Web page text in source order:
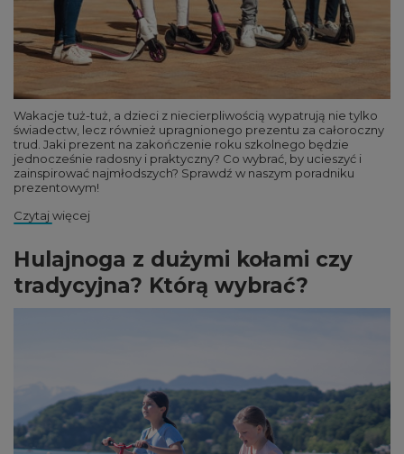
Wakacje tuż-tuż, a dzieci z niecierpliwością wypatrują nie tylko
świadectw, lecz również upragnionego prezentu za całoroczny
trud. Jaki prezent na zakończenie roku szkolnego będzie
jednocześnie radosny i praktyczny? Co wybrać, by ucieszyć i
zainspirować najmłodszych? Sprawdź w naszym poradniku
prezentowym!
Czytaj więcej
Hulajnoga z dużymi kołami czy
tradycyjna? Którą wybrać?